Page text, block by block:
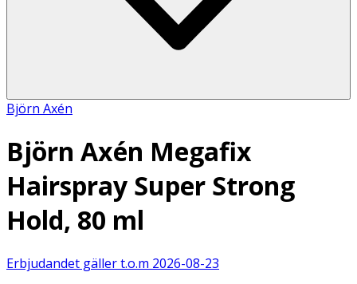
Björn Axén
Björn Axén Megafix
Hairspray Super Strong
Hold, 80 ml
Erbjudandet gäller t.o.m 2026-08-23